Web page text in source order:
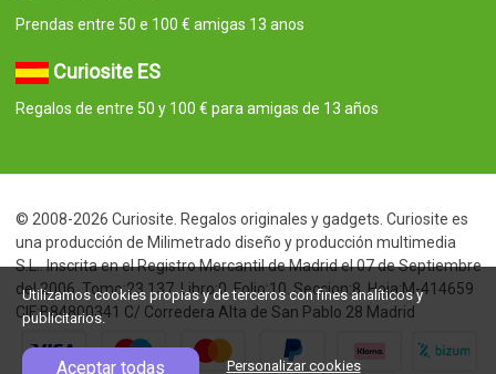
Prendas entre 50 e 100 € amigas 13 anos
Curiosite ES
Regalos de entre 50 y 100 € para amigas de 13 años
© 2008-2026 Curiosite. Regalos originales y gadgets. Curiosite es
una producción de Milimetrado diseño y producción multimedia
S.L.. Inscrita en el Registro Mercantil de Madrid el 07 de Septiembre
del 2006. Tomo:23.137. Libro:0. Folio:10. Seccion:8. Hoja:M-414659
CIF:B84800341 C/ Corredera Alta de San Pablo 28 Madrid
Utilizamos cookies propias y de terceros con fines analíticos y
publicitarios.
Aceptar todas Personalizar cookies